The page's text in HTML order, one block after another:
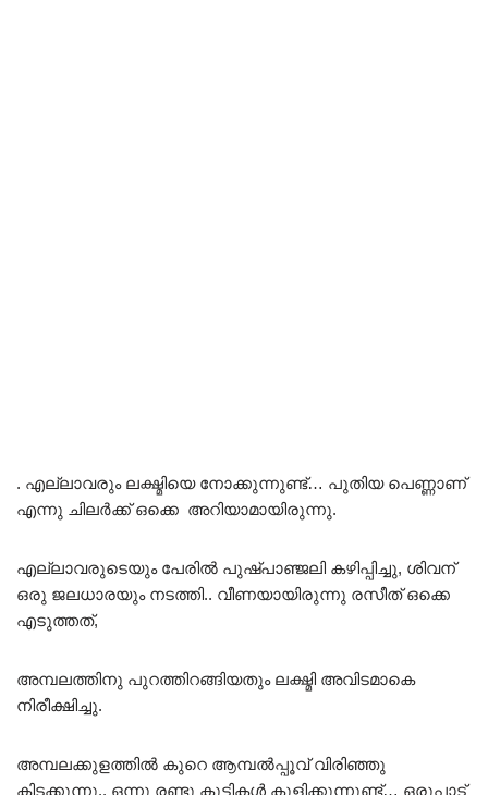
. എല്ലാവരും ലക്ഷ്മിയെ നോക്കുന്നുണ്ട്… പുതിയ പെണ്ണാണ്
എന്നു ചിലർക്ക് ഒക്കെ അറിയാമായിരുന്നു.
എല്ലാവരുടെയും പേരിൽ പുഷ്പാഞ്ജലി കഴിപ്പിച്ചു, ശിവന്
ഒരു ജലധാരയും നടത്തി.. വീണയായിരുന്നു രസീത് ഒക്കെ
എടുത്തത്,
അമ്പലത്തിനു പുറത്തിറങ്ങിയതും ലക്ഷ്മി അവിടമാകെ
നിരീക്ഷിച്ചു.
അമ്പലക്കുളത്തിൽ കുറെ ആമ്പൽപ്പൂവ് വിരിഞ്ഞു
കിടക്കുന്നു.. ഒന്നു രണ്ടു കുട്ടികൾ കുളിക്കുന്നുണ്ട്… ഒരുപാട്